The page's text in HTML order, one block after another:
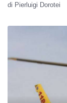
di Pierluigi Dorotei